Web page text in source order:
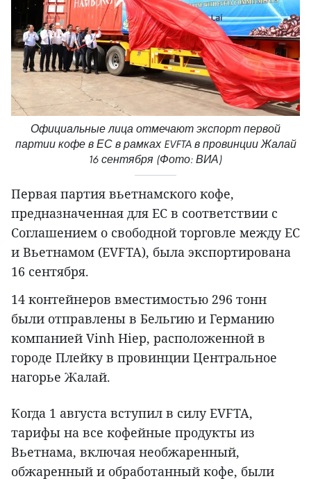
Официальные лица отмечают экспорт первой
партии кофе в ЕС в рамках EVFTA в провинции Жалай
16 сентября (Фото: ВИА)
Первая партия вьетнамского кофе,
предназначенная для ЕС в соответствии с
Соглашением о свободной торговле между ЕС
и Вьетнамом (EVFTA), была экспортирована
16 сентября.
14 контейнеров вместимостью 296 тонн
были отправлены в Бельгию и Германию
компанией Vinh Hiep, расположенной в
городе Плейку в провинции Центральное
нагорье Жалай.
Когда 1 августа вступил в силу EVFTA,
тарифы на все кофейные продукты из
Вьетнама, включая необжаренный,
обжаренный и обработанный кофе, были